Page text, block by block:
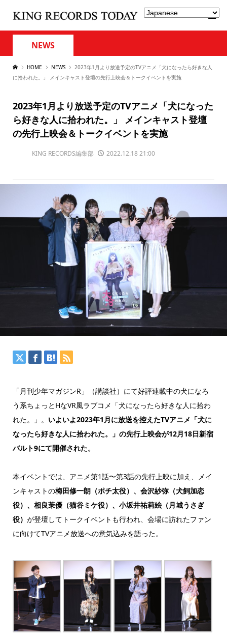
NEWS
HOME NEWS
2023年1月より放送予定のTVアニメ「犬になったら好きな人
に拾われた。」 メインキャスト登壇の先行上映会＆トークイベントを実施
2023年1月より放送予定のTVアニメ「犬になった
ら好きな人に拾われた。」 メインキャスト登壇
の先行上映会＆トークイベントを実施
KING RECORDS編集部 2022.12.18 21:00
「月刊少年マガジンR」（講談社）にて好評連載中の犬になろ
う系ちょっとHなVR風ラブコメ「犬になったら好きな人に拾わ
れた。」。 いよいよ2023年1月に放送を控えたTVアニメ「犬に
なったら好きな人に拾われた。」の先行上映会が12月18日新宿
バルト9にて開催された。
本イベントでは、アニメ第1話〜第3話の先行上映に加え、メイ
ンキャストの梅田修一朗（ポチ太役）、会沢紗弥（犬飼加恋
役）、相良茉優（猫谷ミケ役）、小坂井祐莉絵（月城うさぎ
役） が登壇してトークイベントも行われ、会場に訪れたファン
に向けてTVアニメ放送への意気込みを語った。